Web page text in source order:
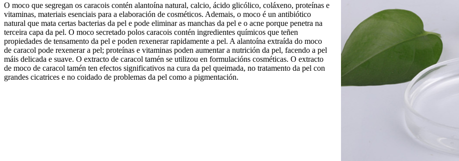
O moco que segregan os caracois contén alantoína natural, calcio, ácido glicólico, coláxeno, proteínas e
vitaminas, materiais esenciais para a elaboración de cosméticos. Ademais, o moco é un antibiótico
natural que mata certas bacterias da pel e pode eliminar as manchas da pel e o acne porque penetra na
terceira capa da pel. O moco secretado polos caracois contén ingredientes químicos que teñen
propiedades de tensamento da pel e poden rexenerar rapidamente a pel. A alantoína extraída do moco
de caracol pode rexenerar a pel; proteínas e vitaminas poden aumentar a nutrición da pel, facendo a pel
máis delicada e suave. O extracto de caracol tamén se utilizou en formulacións cosméticas. O extracto
de moco de caracol tamén ten efectos significativos na cura da pel queimada, no tratamento da pel con
grandes cicatrices e no coidado de problemas da pel como a pigmentación.